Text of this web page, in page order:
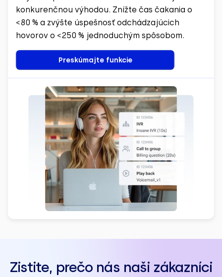
konkurenčnou výhodou. Znížte čas čakania o
<80 % a zvýšte úspešnosť odchádzajúcich
hovorov o <250 % jednoduchým spôsobom.
Preskúmajte funkcie
Zistite, prečo nás naši zákazníci